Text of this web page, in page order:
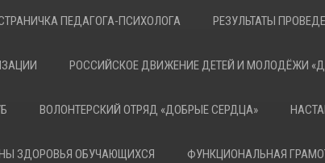
ПЕДАГОГА-ПСИХОЛОГА РЕЗУЛЬТАТЫ
РОССИЙСКОЕ ДВИЖЕНИЕ ДЕТЕЙ И МОЛОДЁЖИ
ВОЛОНТЕРСКИЙ ОТРЯД «ДОБРЫЕ СЕРДЦА»
ЗДОРОВЬЯ ОБУЧАЮЩИХСЯ ФУНКЦИОНАЛЬНАЯ